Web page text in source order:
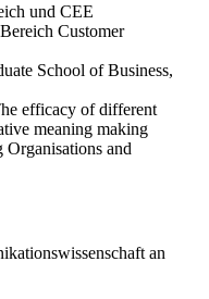
und CEE
Customer
School of Business,
efficacy of different
meaning making
and
an